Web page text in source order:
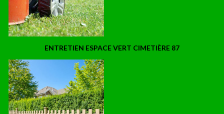
ENTRETIEN ESPACE VERT CIMETIÈRE 87